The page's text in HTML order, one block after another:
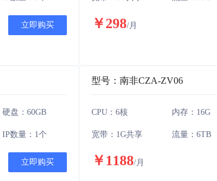
立即购买 ￥298/月
硬盘：60GB
IP数量：1个
立即购买
型号：南非CZA-ZV06
CPU：6核 内存：16G
宽带：1G共享 流量：6TB
￥1188/月